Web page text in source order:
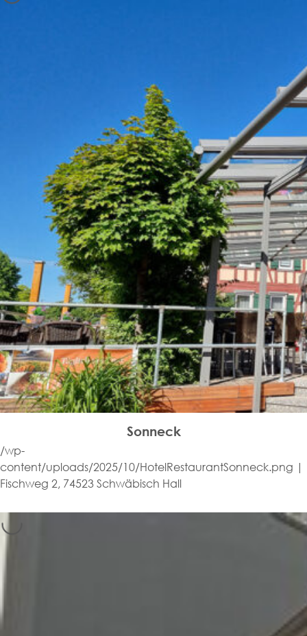
Sonneck
/wp-
content/uploads/2025/10/HotelRestaurantSonneck.png |
Fischweg 2, 74523 Schwäbisch Hall